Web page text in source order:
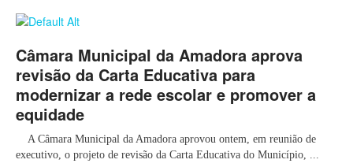
Câmara Municipal da Amadora aprova
revisão da Carta Educativa para
modernizar a rede escolar e promover a
equidade
A Câmara Municipal da Amadora aprovou ontem, em reunião de
executivo, o projeto de revisão da Carta Educativa do Município, ...